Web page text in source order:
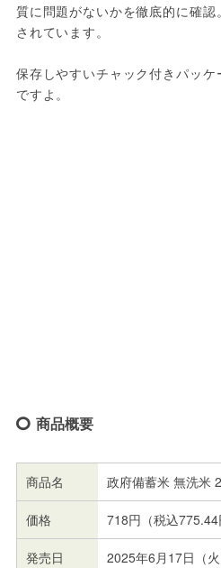
質に問題がないかを徹底的に確
されています。
保存しやすいチャック付きパッ
ですよ。
商品概要
商品名 政府備蓄米 無洗米
価格 718円（税込775.44
発売日 2025年6月17日（